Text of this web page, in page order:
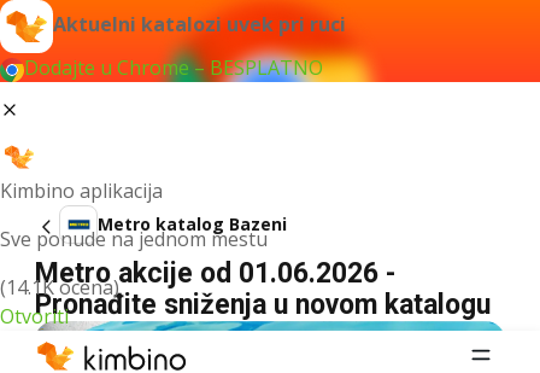
Aktuelni katalozi uvek pri ruci
Dodajte u Chrome – BESPLATNO
Kimbino aplikacija
Sve ponude na jednom mestu
(14.1K ocena)
Otvoriti
Metro katalog Bazeni
Metro akcije od 01.06.2026 -
Pronađite sniženja u novom katalogu